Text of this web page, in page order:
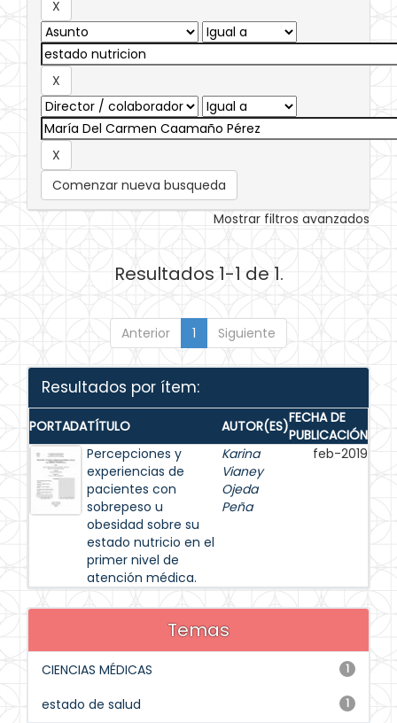
Comenzar nueva busqueda
Mostrar filtros avanzados
Resultados 1-1 de 1.
Anterior 1 Siguiente
Resultados por ítem:
PORTADATÍTULO AUTOR(ES)FECHA DE
PUBLICACIÓN
Percepciones y
experiencias de
pacientes con
sobrepeso u
obesidad sobre su
estado nutricio en el
primer nivel de
atención médica.
Karina
Vianey
Ojeda
Peña
feb-2019
Temas
1
CIENCIAS MÉDICAS
1
estado de salud